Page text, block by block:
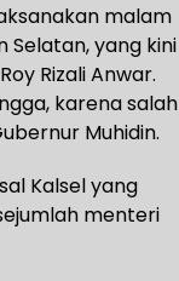
malam
Selatan, yang kini
Rizali Anwar.
karena salah
Muhidin.
Kalsel yang
menteri